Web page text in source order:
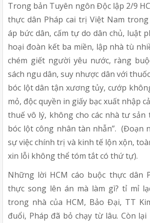
Trong bản Tuyên ngôn Độc lập 2/9
thực dân Pháp cai trị Việt Nam trong
áp bức dân, cấm tự do dân chủ, luật
hoại đoàn kết ba miền, lập nhà tù
chém giết người yêu nước, ràng
sách ngu dân, suy nhược dân với
bóc lột dân tận xương tủy, cướp
mỏ, độc quyền in giấy bạc xuất nhập
thuế vô lý, không cho các nhà tư sản
bóc lột công nhân tàn nhẫn”. (Đoạn
sự việc chính trị và kinh tế lộn xộn,
xin lỗi không thể tóm tắt có thứ tự).
Những lời HCM cáo buộc thực dân
thực song lên án mà làm gì? tỉ mỉ
trong nhà của HCM, Bảo Đại, TT
đuổi, Pháp đã bỏ chạy từ lâu. Còn lại